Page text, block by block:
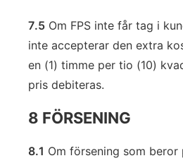
7.5 Om FPS inte får tag i
inte accepterar den extra
en (1) timme per tio (10)
pris debiteras.
8 FÖRSENING
8.1 Om försening som